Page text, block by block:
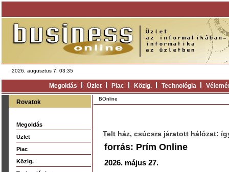
2026. augusztus 7. 03:35
Megoldás Üzlet Piac Közig. Technológia
Rovatok
Megoldás
Üzlet
Piac
Közig.
BOnline
Telt ház, csúcsra járatott hálózat:
forrás: Prím Online
2026. május 27.